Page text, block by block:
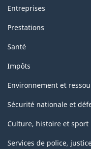
Entreprises
Prestations
Santé
Impôts
Environnement et
Sécurité nationale et
Culture, histoire et sport
Services de police,